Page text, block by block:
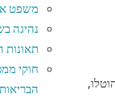
משפט
נהיגה
תאונות
חוקי